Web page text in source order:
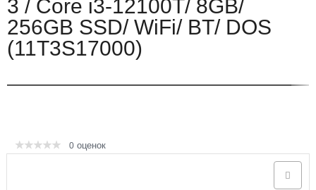
3 / Core i3-12100T/ 8GB/
256GB SSD/ WiFi/ BT/ DOS
(11T3S17000)
0 оценок
Ноутбуки и ультрабуки
Компьютеры
Опции и комплектующие
Контактная информация